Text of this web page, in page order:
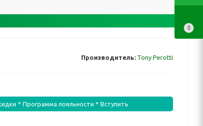
Производитель: Tony Perotti
Скидки * Программа лояльности * Вступить
0